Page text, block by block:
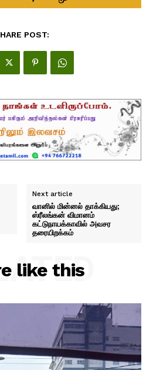
POST:
Next article
வானில் மின்னல் தாக்கியது;
ஸ்ரீலங்கன் விமானம்
கட்டுநாயக்காவில் அவசர
தரையிறக்கம்
like this